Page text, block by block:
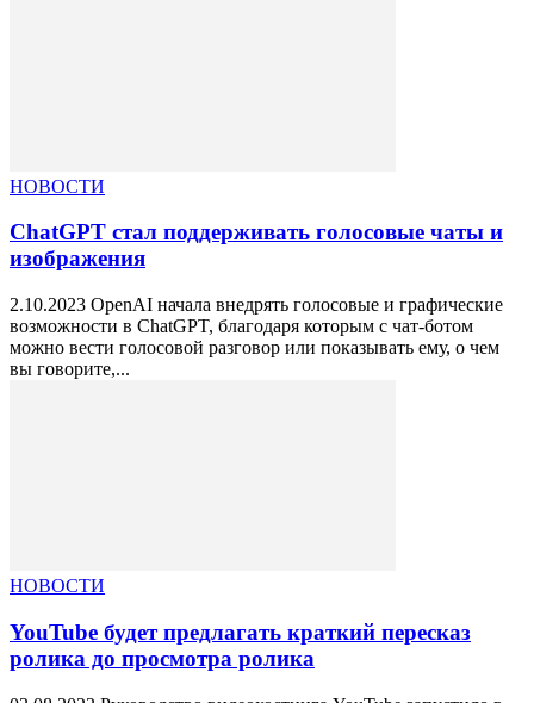
НОВОСТИ
ChatGPT стал поддерживать голосовые чаты и
изображения
2.10.2023 OpenAI начала внедрять голосовые и графические
возможности в ChatGPT, благодаря которым с чат-ботом
можно вести голосовой разговор или показывать ему, о чем
вы говорите,...
НОВОСТИ
YouTube будет предлагать краткий пересказ
ролика до просмотра ролика